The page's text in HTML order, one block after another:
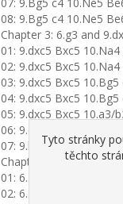
08: 9.Bg5 c4 10.Ne5
Chapter 3: 6.g3 and
01: 9.dxc5 Bxc5
02: 9.dxc5 Bxc5
03: 9.dxc5 Bxc5
04: 9.dxc5 Bxc5
05: 9.dxc5 Bxc5 10.a3/
06: 9.dxc5 Bxc5 10.Bf4
07: 9.b3/Be3/e3/Bf4 -
Chapter 4: 6.dxc5
01: 6...d4 7.Na4 Bxc5
02: 6...d4 7.Na4 Bxc5
Tyto stránky
těchto